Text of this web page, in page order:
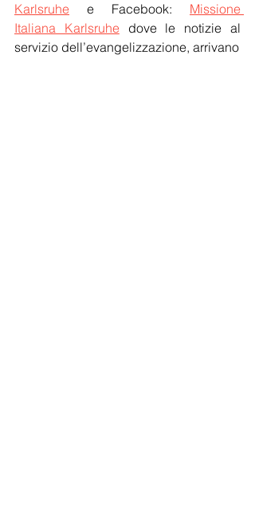
Karlsruhe e Facebook: Missione
Italiana Karlsruhe dove le notizie al